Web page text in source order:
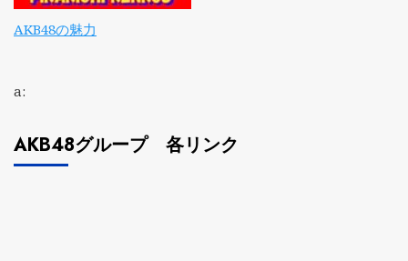
AKB48の魅力
a:
AKB48グループ 各リンク